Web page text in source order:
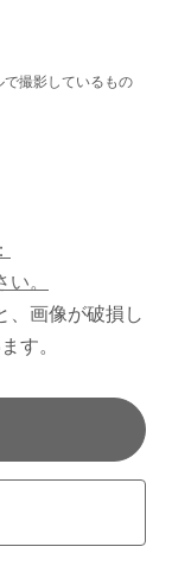
撮影しているもの
。
、画像が破損し
す。